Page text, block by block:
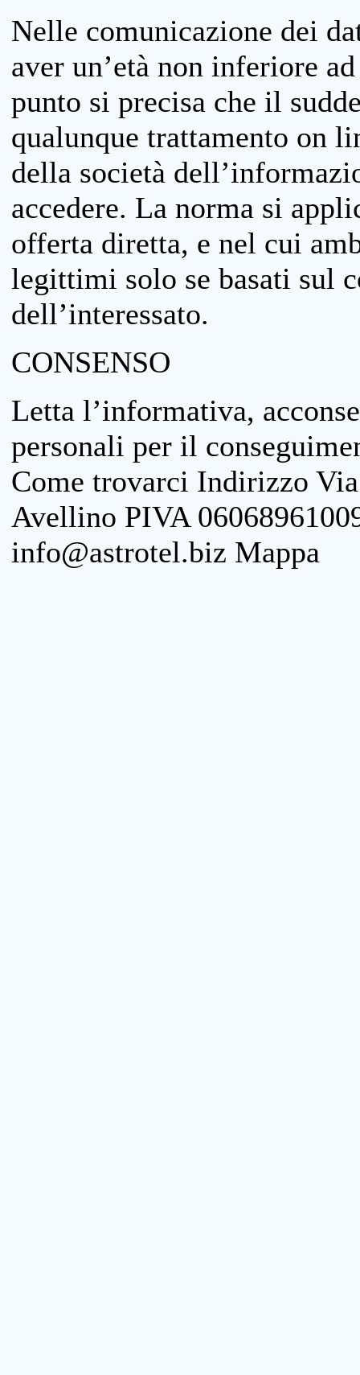
Nelle comunicazione dei
aver un’età non inferiore
punto si precisa che il
qualunque trattamento on
della società
accedere. La norma si
offerta diretta, e nel cui
legittimi solo se basati sul
dell’interessato.
CONSENSO
Letta l’informativa,
personali per il
Come trovarci Indirizzo
Avellino PIVA
info@astrotel.biz Mappa